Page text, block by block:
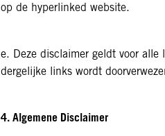
op de hyperlinked website.
e. Deze disclaimer geldt voor alle
dergelijke links wordt
4. Algemene Disclaimer